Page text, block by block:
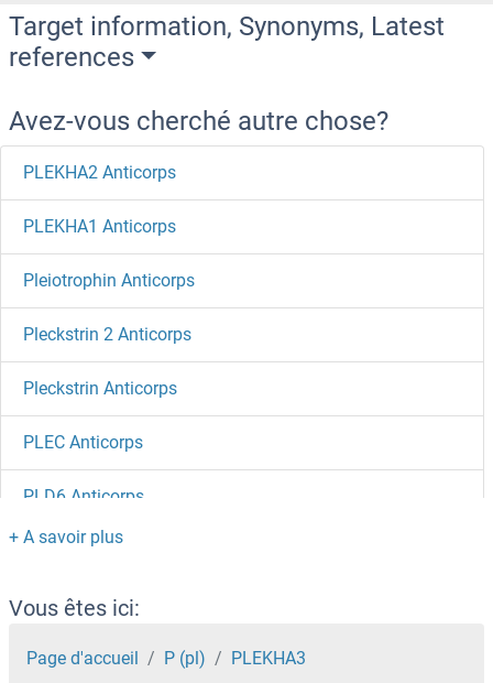
Target information, Synonyms, Latest
references
Avez-vous cherché autre chose?
PLEKHA2 Anticorps
PLEKHA1 Anticorps
Pleiotrophin Anticorps
Pleckstrin 2 Anticorps
Pleckstrin Anticorps
PLEC Anticorps
PLD6 Anticorps
PLD5 Anticorps
PLD3 Anticorps
PLD1 Anticorps
Vous êtes ici:
Page d'accueil P (pl) PLEKHA3